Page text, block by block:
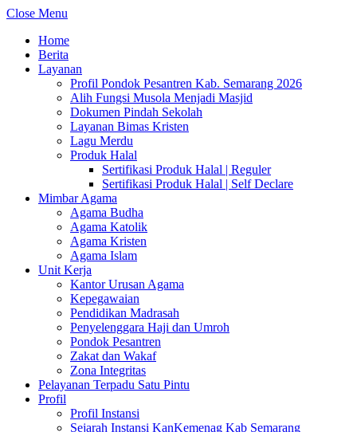
Close Menu
Home
Berita
Layanan
Profil Pondok Pesantren Kab. Semarang 2026
Alih Fungsi Musola Menjadi Masjid
Dokumen Pindah Sekolah
Layanan Bimas Kristen
Lagu Merdu
Produk Halal
Sertifikasi Produk Halal | Reguler
Sertifikasi Produk Halal | Self Declare
Mimbar Agama
Agama Budha
Agama Katolik
Agama Kristen
Agama Islam
Unit Kerja
Kantor Urusan Agama
Kepegawaian
Pendidikan Madrasah
Penyelenggara Haji dan Umroh
Pondok Pesantren
Zakat dan Wakaf
Zona Integritas
Pelayanan Terpadu Satu Pintu
Profil
Profil Instansi
Sejarah Instansi KanKemenag Kab Semarang